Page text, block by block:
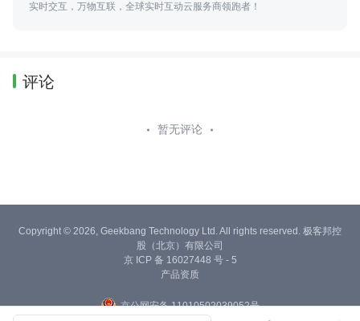
实时交互，万物互联，全球实时互动云服务商领跑者！
评论
暂无评论
Copyright © 2026, Geekbang Technology Ltd. All rights reserved. 极客邦控
股（北京）有限公司
京 ICP 备 16027448 号 - 5
产品资质
京公网安备 11010502039052号